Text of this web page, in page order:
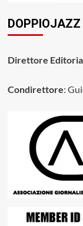
Direttore
Condirettore: